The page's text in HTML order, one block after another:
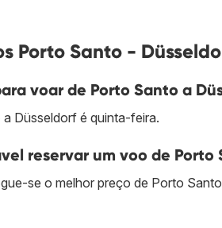
Porto Santo -
voar de Porto Santo a
Düsseldorf é quinta-feira.
reservar um voo de Porto
se o melhor preço de Porto